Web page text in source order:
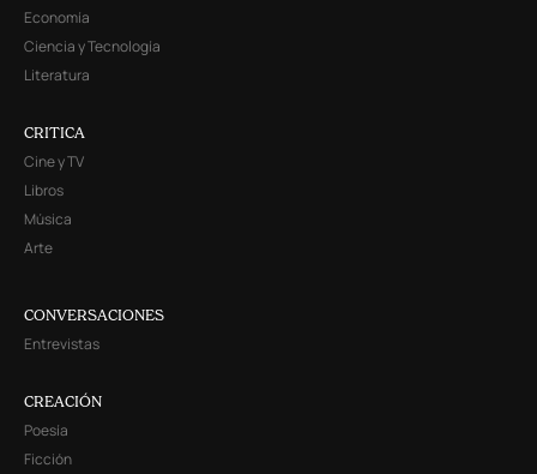
Economía
Ciencia y Tecnología
Literatura
CRITICA
Cine y TV
Libros
Música
Arte
CONVERSACIONES
Entrevistas
CREACIÓN
Poesía
Ficción